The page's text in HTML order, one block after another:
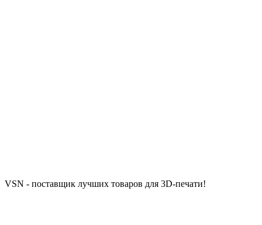
VSN - поставщик лучших товаров для 3D-печати!